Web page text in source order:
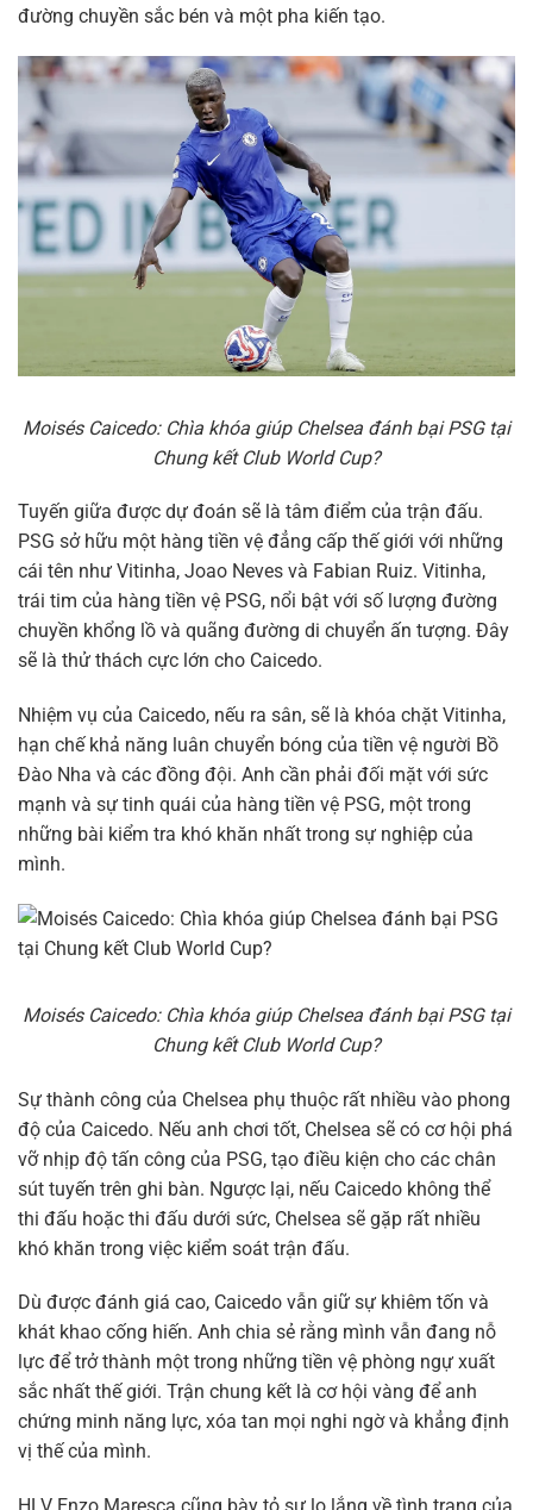
đường chuyền sắc bén và một pha kiến tạo.
Moisés Caicedo: Chìa khóa giúp Chelsea đánh bại PSG tại
Chung kết Club World Cup?
Tuyến giữa được dự đoán sẽ là tâm điểm của trận đấu.
PSG sở hữu một hàng tiền vệ đẳng cấp thế giới với những
cái tên như Vitinha, Joao Neves và Fabian Ruiz. Vitinha,
trái tim của hàng tiền vệ PSG, nổi bật với số lượng đường
chuyền khổng lồ và quãng đường di chuyển ấn tượng. Đây
sẽ là thử thách cực lớn cho Caicedo.
Nhiệm vụ của Caicedo, nếu ra sân, sẽ là khóa chặt Vitinha,
hạn chế khả năng luân chuyển bóng của tiền vệ người Bồ
Đào Nha và các đồng đội. Anh cần phải đối mặt với sức
mạnh và sự tinh quái của hàng tiền vệ PSG, một trong
những bài kiểm tra khó khăn nhất trong sự nghiệp của
mình.
Moisés Caicedo: Chìa khóa giúp Chelsea đánh bại PSG tại
Chung kết Club World Cup?
Sự thành công của Chelsea phụ thuộc rất nhiều vào phong
độ của Caicedo. Nếu anh chơi tốt, Chelsea sẽ có cơ hội phá
vỡ nhịp độ tấn công của PSG, tạo điều kiện cho các chân
sút tuyến trên ghi bàn. Ngược lại, nếu Caicedo không thể
thi đấu hoặc thi đấu dưới sức, Chelsea sẽ gặp rất nhiều
khó khăn trong việc kiểm soát trận đấu.
Dù được đánh giá cao, Caicedo vẫn giữ sự khiêm tốn và
khát khao cống hiến. Anh chia sẻ rằng mình vẫn đang nỗ
lực để trở thành một trong những tiền vệ phòng ngự xuất
sắc nhất thế giới. Trận chung kết là cơ hội vàng để anh
chứng minh năng lực, xóa tan mọi nghi ngờ và khẳng định
vị thế của mình.